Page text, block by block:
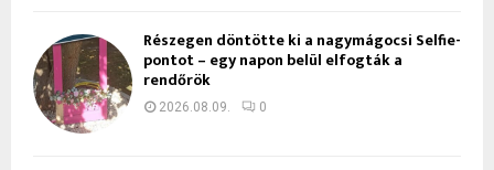
Részegen döntötte ki a nagymágocsi Selfie-
pontot – egy napon belül elfogták a
rendőrök
2026.08.09. 0